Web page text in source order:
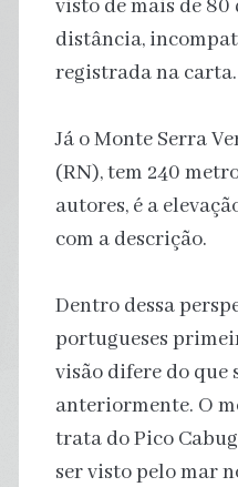
visto de mais de
distância,
registrada na carta.
Já o Monte Serra
(RN), tem 240
autores, é a
com a descrição.
Dentro dessa
portugueses
visão difere do que
anteriormente. O
trata do Pico
ser visto pelo mar